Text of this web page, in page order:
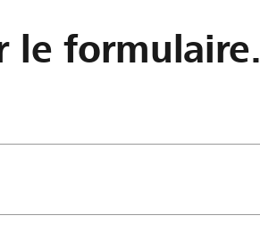
le formulaire.